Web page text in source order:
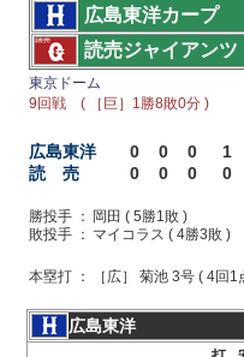
広島東洋カープ
読売ジャイアンツ
東京ドーム
9回戦 ( ［巨］1勝8敗0分 )
広島東洋 0 0 0
1
読 売
0 0 0 0
勝投手 ：
岡田 ( 5勝1敗 )
敗投手 ： マイコラス ( 4勝3敗 )
本塁打 ： ［広］ 菊池 3号 ( 4回
広島東洋